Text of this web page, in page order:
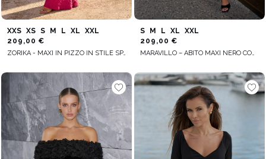
XXS XS S M L XL
XXL
209,00 €
ZORIKA - MAXI IN PIZZO IN STILE SPAGNOLO
S M L XL
XXL
209,00 €